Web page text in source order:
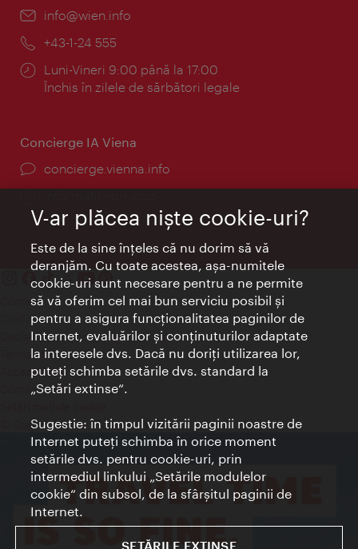
E-
info@wien.info
Telefon:
+43-1-24 555
Program:
Luni-Vineri 9:00 până la 17:00
Închis în zilele de sărbători legale
Concierge IA Viena
concierge.vienna.info
Contact
Credits
Declaraţie privind protecţia datelor
Terms of Use
Accesibilitate
Contact presa
© Copyright Wien Tourismus
V-ar plăcea nişte cookie-uri?
Este de la sine înţeles că nu dorim să vă
deranjăm. Cu toate acestea, aşa-numitele
cookie-uri sunt necesare pentru a ne permite
să vă oferim cel mai bun serviciu posibil şi
pentru a asigura funcţionalitatea paginilor de
Internet, evaluărilor şi conţinuturilor adaptate
la interesele dvs. Dacă nu doriţi utilizarea lor,
puteţi schimba setările dvs. standard la
„Setări extinse“.
Sugestie: în timpul vizitării paginii noastre de
Internet puteţi schimba în orice moment
setările dvs. pentru cookie-uri, prin
intermediul linkului „Setările modulelor
cookie“ din subsol, de la sfârşitul paginii de
Internet.
SETĂRILE EXTINSE